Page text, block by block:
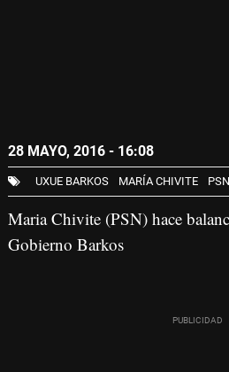
28 MAYO, 2016 - 16:08
UXUE BARKOS MARÍA CHIVITE
Maria Chivite (PSN) hace
Gobierno Barkos